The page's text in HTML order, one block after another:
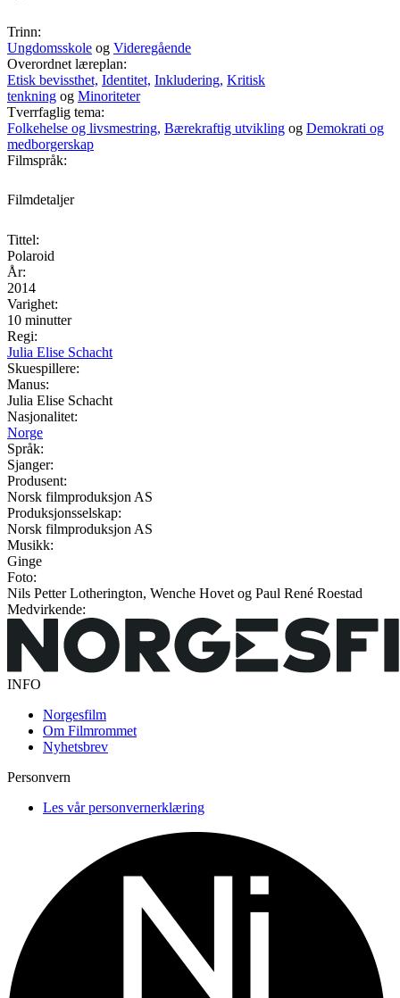
Trinn:
Ungdomsskole og Videregående
Overordnet læreplan:
Etisk bevissthet, Identitet, Inkludering, Kritisk
tenkning og Minoriteter
Tverrfaglig tema:
Folkehelse og livsmestring, Bærekraftig utvikling og Demokrati og
medborgerskap
Filmspråk:
Filmdetaljer
Tittel:
Polaroid
År:
2014
Varighet:
10 minutter
Regi:
Julia Elise Schacht
Skuespillere:
Manus:
Julia Elise Schacht
Nasjonalitet:
Norge
Språk:
Sjanger:
Produsent:
Norsk filmproduksjon AS
Produksjonsselskap:
Norsk filmproduksjon AS
Musikk:
Ginge
Foto:
Nils Petter Lotherington, Wenche Hovet og Paul René Roestad
Medvirkende:
INFO
Norgesfilm
Om Filmrommet
Nyhetsbrev
Personvern
Les vår personvernerklæring